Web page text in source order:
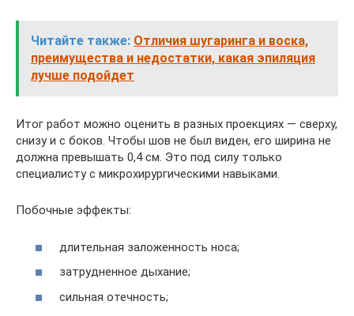
Читайте также: Отличия шугаринга и воска,
преимущества и недостатки, какая эпиляция
лучше подойдет
Итог работ можно оценить в разных проекциях — сверху,
снизу и с боков. Чтобы шов не был виден, его ширина не
должна превышать 0,4 см. Это под силу только
специалисту с микрохирургическими навыками.
Побочные эффекты:
длительная заложенность носа;
затрудненное дыхание;
сильная отечность;